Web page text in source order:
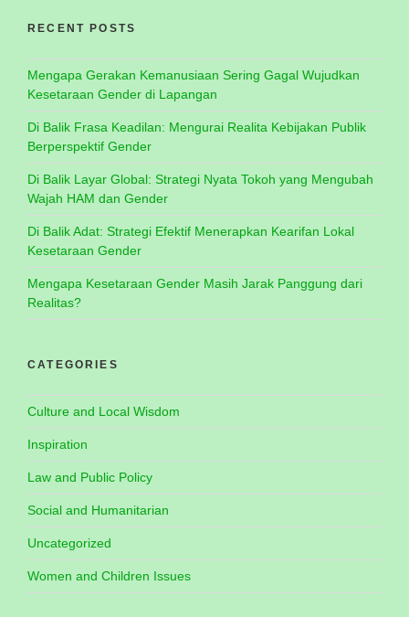
RECENT POSTS
Mengapa Gerakan Kemanusiaan Sering Gagal Wujudkan
Kesetaraan Gender di Lapangan
Di Balik Frasa Keadilan: Mengurai Realita Kebijakan Publik
Berperspektif Gender
Di Balik Layar Global: Strategi Nyata Tokoh yang Mengubah
Wajah HAM dan Gender
Di Balik Adat: Strategi Efektif Menerapkan Kearifan Lokal
Kesetaraan Gender
Mengapa Kesetaraan Gender Masih Jarak Panggung dari
Realitas?
CATEGORIES
Culture and Local Wisdom
Inspiration
Law and Public Policy
Social and Humanitarian
Uncategorized
Women and Children Issues